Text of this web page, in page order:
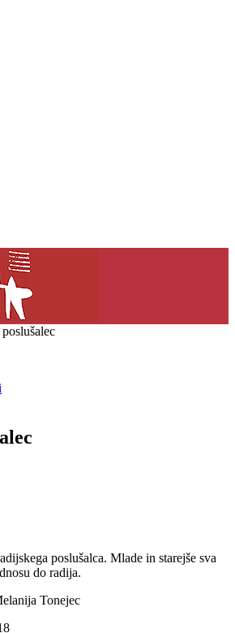
poslušalca. Mlade in starejše sva
do radija.
Tonejec